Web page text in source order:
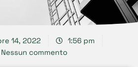
14, 2022
1:56 pm
Nessun commento